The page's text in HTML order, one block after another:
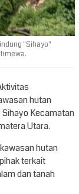
"Sihayo"
hutan
Kecamatan
Utara.
hutan
terkait
dan tanah